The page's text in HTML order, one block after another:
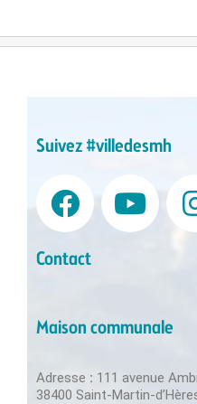
Suivez #villedesmh
Contact
Maison communale
Adresse : 111 avenue
38400 Saint-Martin-